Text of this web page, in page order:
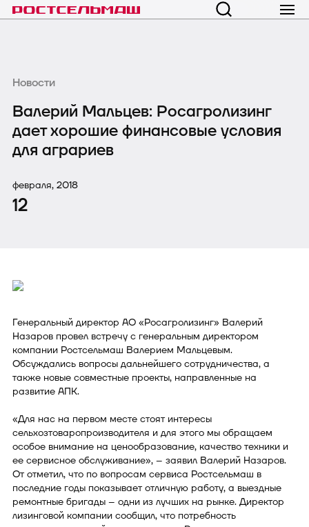
Новости
Валерий Мальцев: Росагролизинг
дает хорошие финансовые условия
для аграриев
февраля, 2018
12
Генеральный директор АО «Росагролизинг» Валерий
Назаров провел встречу с генеральным директором
компании Ростсельмаш Валерием Мальцевым.
Обсуждались вопросы дальнейшего сотрудничества, а
также новые совместные проекты, направленные на
развитие АПК.
«Для нас на первом месте стоят интересы
сельхозтоваропроизводителя и для этого мы обращаем
особое внимание на ценообразование, качество техники и
ее сервисное обслуживание», – заявил Валерий Назаров.
От отметил, что по вопросам сервиса Ростсельмаш в
последние годы показывает отличную работу, а выездные
ремонтные бригады – одни из лучших на рынке. Директор
лизинговой компании сообщил, что потребность